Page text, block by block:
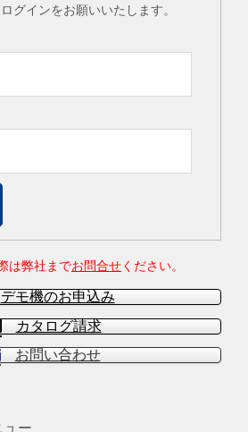
グインをお願いいたします。
は弊社までお問合せください。
デモ機のお申込み
カタログ請求
お問い合わせ
ー